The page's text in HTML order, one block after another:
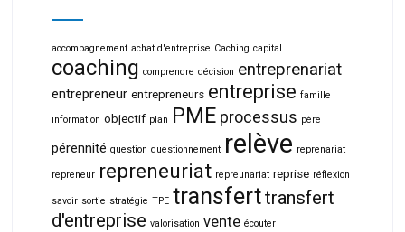
accompagnement achat d'entreprise Caching capital
coaching comprendre décision entreprenariat
entrepreneur entrepreneurs entreprise famille
information objectif plan PME processus père
pérennité question questionnement relève reprenariat
repreneur repreneuriat repreunariat reprise réflexion
savoir sortie stratégie TPE transferttransfert
d'entreprise valorisation vente écouter